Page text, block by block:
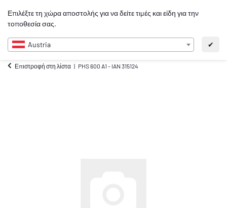
Επιλέξτε τη χώρα αποστολής για να δείτε τιμές και είδη για την
τοποθεσία σας.
Austria ✔
EL
Επιστροφή στη λίστα PHS 600 A1 - IAN 315124